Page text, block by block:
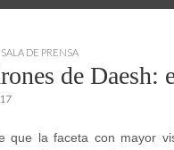
SALA DE PRENSA
de Daesh:
que la faceta con mayor